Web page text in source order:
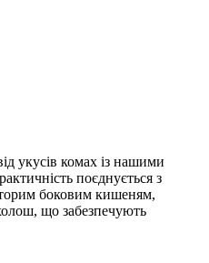
укусів комах із нашими
поєднується з
боковим кишеням,
що забезпечують